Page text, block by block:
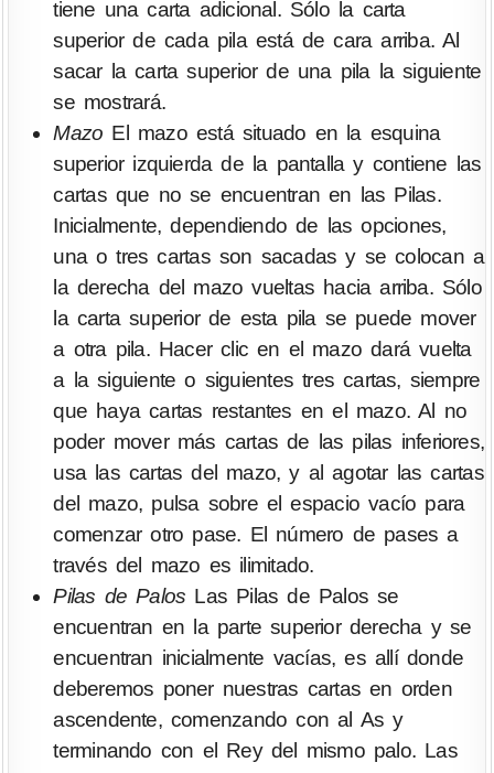
tiene una carta adicional. Sólo la carta
superior de cada pila está de cara arriba. Al
sacar la carta superior de una pila la siguiente
se mostrará.
Mazo El mazo está situado en la esquina
superior izquierda de la pantalla y contiene las
cartas que no se encuentran en las Pilas.
Inicialmente, dependiendo de las opciones,
una o tres cartas son sacadas y se colocan a
la derecha del mazo vueltas hacia arriba. Sólo
la carta superior de esta pila se puede mover
a otra pila. Hacer clic en el mazo dará vuelta
a la siguiente o siguientes tres cartas, siempre
que haya cartas restantes en el mazo. Al no
poder mover más cartas de las pilas inferiores,
usa las cartas del mazo, y al agotar las cartas
del mazo, pulsa sobre el espacio vacío para
comenzar otro pase. El número de pases a
través del mazo es ilimitado.
Pilas de Palos Las Pilas de Palos se
encuentran en la parte superior derecha y se
encuentran inicialmente vacías, es allí donde
deberemos poner nuestras cartas en orden
ascendente, comenzando con al As y
terminando con el Rey del mismo palo. Las